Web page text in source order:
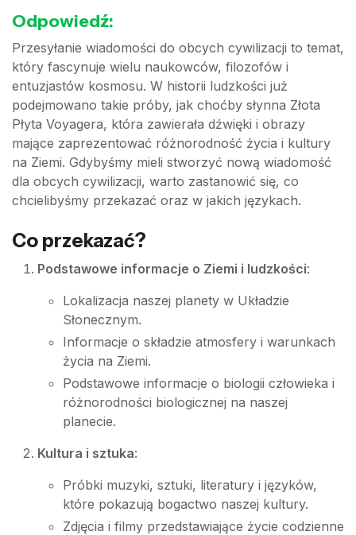
Odpowiedź:
Przesyłanie wiadomości do obcych cywilizacji to temat,
który fascynuje wielu naukowców, filozofów i
entuzjastów kosmosu. W historii ludzkości już
podejmowano takie próby, jak choćby słynna Złota
Płyta Voyagera, która zawierała dźwięki i obrazy
mające zaprezentować różnorodność życia i kultury
na Ziemi. Gdybyśmy mieli stworzyć nową wiadomość
dla obcych cywilizacji, warto zastanowić się, co
chcielibyśmy przekazać oraz w jakich językach.
Co przekazać?
Podstawowe informacje o Ziemi i ludzkości:
Lokalizacja naszej planety w Układzie
Słonecznym.
Informacje o składzie atmosfery i warunkach
życia na Ziemi.
Podstawowe informacje o biologii człowieka i
różnorodności biologicznej na naszej
planecie.
Kultura i sztuka:
Próbki muzyki, sztuki, literatury i języków,
które pokazują bogactwo naszej kultury.
Zdjęcia i filmy przedstawiające życie codzienne